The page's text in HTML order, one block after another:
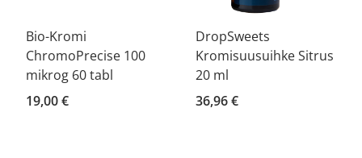
Bio-Kromi
ChromoPrecise 100
mikrog 60 tabl
19,00 €
DropSweets
Kromisuusuihke Sitrus
20 ml
36,96 €